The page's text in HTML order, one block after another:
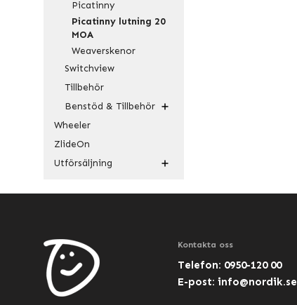
Picatinny
Picatinny lutning 20
MOA
Weaverskenor
Switchview
Tillbehör
Benstöd & Tillbehör
Wheeler
ZlideOn
Utförsäljning
Kontakta oss
Telefon: 0950-120 00
E-post: info@nordik.se